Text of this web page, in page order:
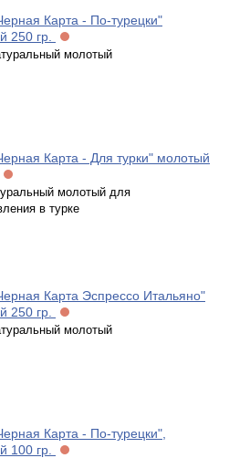
Карта - По-турецки"
250 гр.
молотый
Карта - Для турки" молотый
молотый для
в турке
Карта Эспрессо Итальяно"
250 гр.
молотый
Карта - По-турецки",
100 гр.